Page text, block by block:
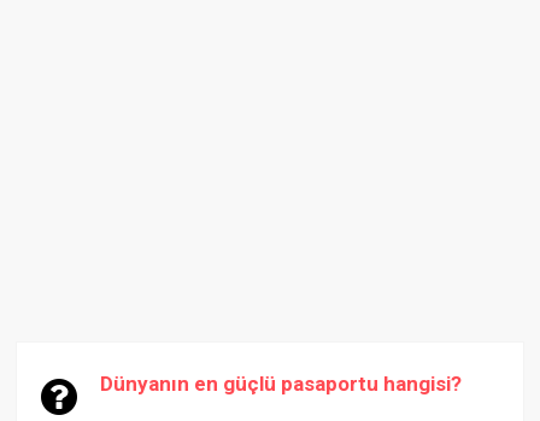
Dünyanın en güçlü pasaportu hangisi?